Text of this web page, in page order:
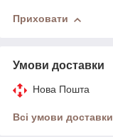
Приховати
Умови доставки
Нова Пошта
Всі умови доставки